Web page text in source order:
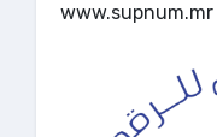
www.supnum.mr